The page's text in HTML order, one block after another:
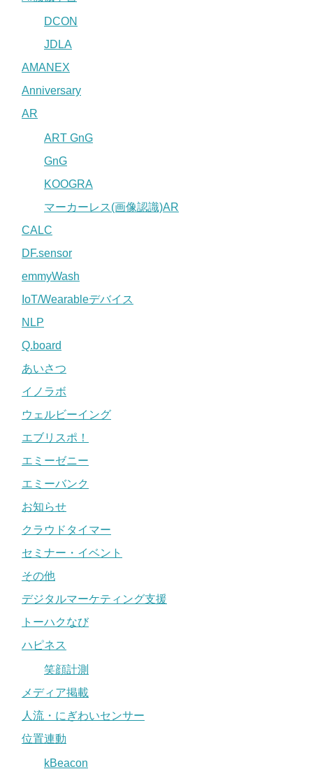
DCON
JDLA
AMANEX
Anniversary
AR
ART GnG
GnG
KOOGRA
マーカーレス(画像認識)AR
CALC
DF.sensor
emmyWash
IoT/Wearableデバイス
NLP
Q.board
あいさつ
イノラボ
ウェルビーイング
エブリスポ！
エミーゼニー
エミーバンク
お知らせ
クラウドタイマー
セミナー・イベント
その他
デジタルマーケティング支援
トーハクなび
ハピネス
笑顔計測
メディア掲載
人流・にぎわいセンサー
位置連動
kBeacon